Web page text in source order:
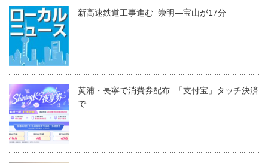
新高速鉄道工事進む 崇明―宝山が17分
黄浦・長寧で消費券配布 「支付宝」タッチ決済
で